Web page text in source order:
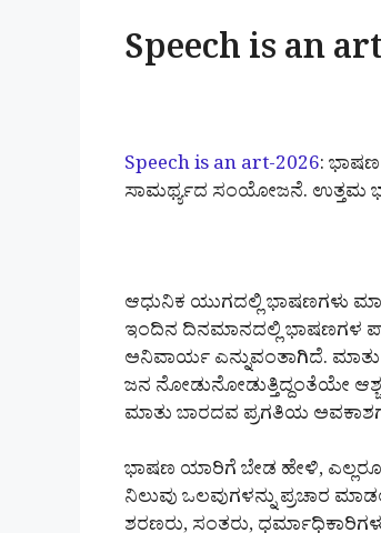
Speech is an
Speech is an art-2026: ಭಾಷಣ
ಸಾಮರ್ಥ್ಯದ ಸಂಯೋಜನೆ. ಉತ್ತಮ
ಆಧುನಿಕ ಯುಗದಲ್ಲಿ ಭಾಷಣಗಳು
ಇಂದಿನ ದಿನಮಾನದಲ್ಲಿ ಭಾಷಣಗಳ
ಅನಿವಾರ್ಯ ಎನ್ನುವಂತಾಗಿದೆ. ಮಾತು
ಜನ ನೋಡುನೋಡುತ್ತಿದ್ದಂತೆಯೇ
ಮಾತು ಬಾರದವ ಪ್ರಗತಿಯ
ಭಾಷಣ ಯಾರಿಗೆ ಬೇಡ ಹೇಳಿ, ಎಲ್ಲರೂ
ನಿಲುವು ಒಲವುಗಳನ್ನು ಪ್ರಚಾರ